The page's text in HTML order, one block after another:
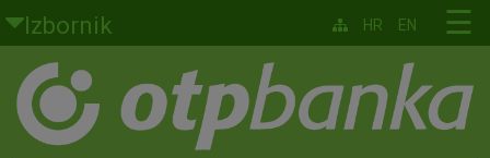
Skoči na glavni sadržaj
Izbornik
Građani
Privatno bankarstvo
☰
HR EN